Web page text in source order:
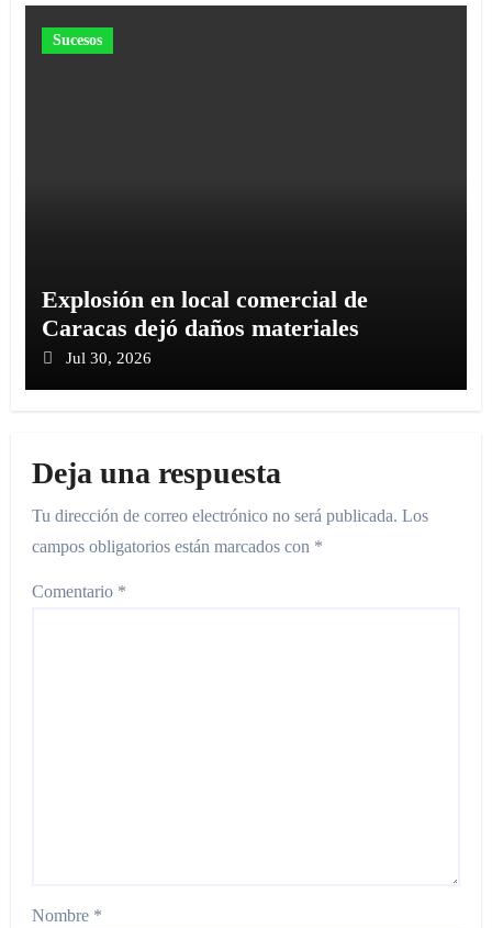
Sucesos
Explosión en local comercial de
Caracas dejó daños materiales
Jul 30, 2026
Deja una respuesta
Tu dirección de correo electrónico no será publicada. Los
campos obligatorios están marcados con *
Comentario *
Nombre *